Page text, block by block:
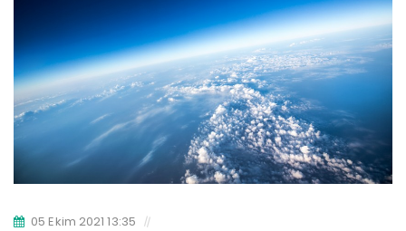
05 Ekim 2021 13:35